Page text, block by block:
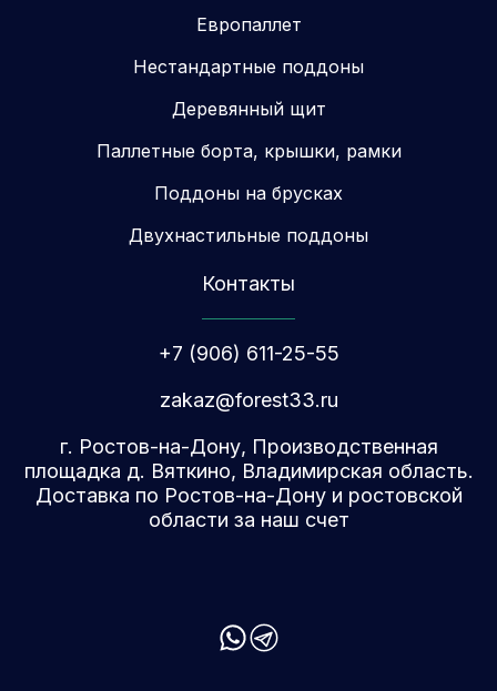
Европаллет
Нестандартные поддоны
Деревянный щит
Паллетные борта, крышки, рамки
Поддоны на брусках
Двухнастильные поддоны
Контакты
+7 (906) 611-25-55
zakaz@forest33.ru
г. Ростов-на-Дону, Производственная
площадка д. Вяткино, Владимирская область.
Доставка по Ростов-на-Дону и ростовской
области за наш счет